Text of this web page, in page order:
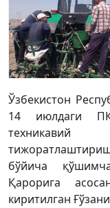
Ўзбекистон
14 июлдаги
техникавий
бўйича
Қарорига
киритилган